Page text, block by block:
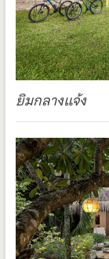
ยิมกลางแจ้ง